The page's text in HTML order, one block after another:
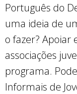
Português do
uma ideia de
o fazer? Apoiar
associações
programa.
Informais de